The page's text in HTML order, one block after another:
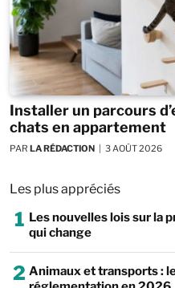
Installer un parcours
chats en appartement
PAR LA RÉDACTION 3 AOÛT 2026
Les plus appréciés
1 Les nouvelles lois sur la
qui change
2 Animaux et transports :